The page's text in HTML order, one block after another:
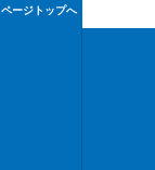
ページトップへ